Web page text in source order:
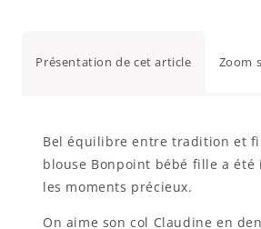
Présentation de cet article Zoom
Bel équilibre entre tradition et
blouse Bonpoint bébé fille a été
les moments précieux.
On aime son col Claudine en